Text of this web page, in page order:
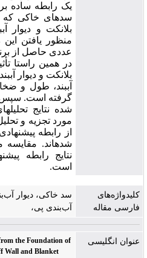
یک رابطه ساده
سدهای خاکی که
بلانکت و دیوار
در همین راستا
بلانکت و دیوار
آب­بند، طول و
گرفته است. سپس با
مورد تجزیه و
از رابطه
شده­اند. مقایسه
نتایج رابطه
است.
کلیدواژه‌های
فارسی مقاله
سد خاکی، دیوار
آب‌بندی پی،
عنوان انگلیسی
from the Foundation of
Wall and Blanket